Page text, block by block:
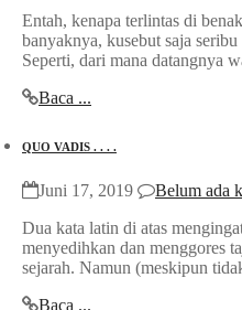
Entah, kenapa terlintas di
banyaknya, kusebut saja
Seperti, dari mana datangnya
Baca ...
QUO VADIS . . . .
Juni 17, 2019 Belum ada
Dua kata latin di atas
menyedihkan dan menggores
sejarah. Namun (meskipun
Baca ...